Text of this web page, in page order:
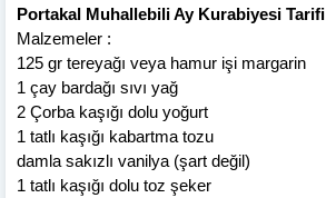
Portakal Muhallebili Ay Kurabiyesi Tarifi
Malzemeler :
125 gr tereyağı veya hamur işi margarin
1 çay bardağı sıvı yağ
2 Çorba kaşığı dolu yoğurt
1 tatlı kaşığı kabartma tozu
damla sakızlı vanilya (şart değil)
1 tatlı kaşığı dolu toz şeker